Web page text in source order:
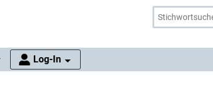
Log-In